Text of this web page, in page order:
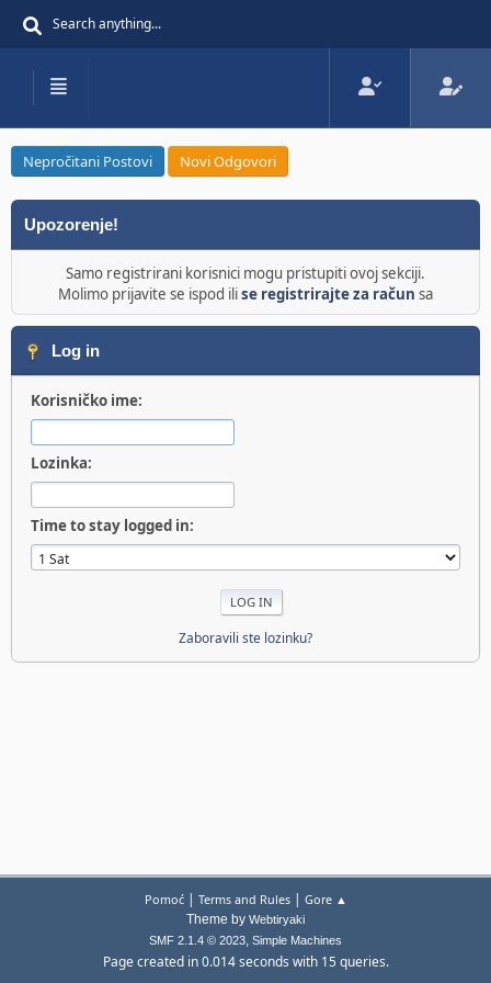
Nepročitani Postovi Novi Odgovori
Upozorenje!
Samo registrirani korisnici mogu pristupiti ovoj sekciji.
Molimo prijavite se ispod ilise registrirajte za račun sa
Log in
Korisničko ime:
Lozinka:
Time to stay logged in:
Zaboravili ste lozinku?
Pomoć| Terms and Rules| Gore ▲
Theme by Webtiryaki
SMF 2.1.4 © 2023, Simple Machines
Page created in 0.014 seconds with 15 queries.